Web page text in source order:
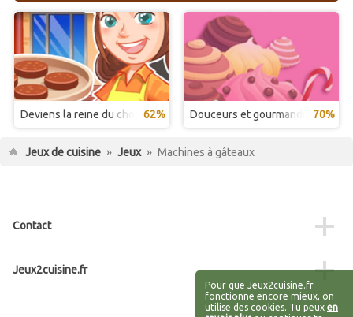
Deviens la reine du chocolat
62% Douceurs et gourmandises70%
Jeux de cuisine » Jeux » Machines à gâteaux
Contact
Jeux2cuisine.fr
Pour que Jeux2cuisine.fr
fonctionne encore mieux, on
utilise des cookies. Tu peux en